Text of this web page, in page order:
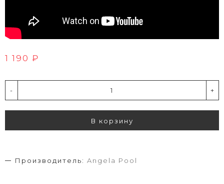
1 190 ₽
- +
В корзину
Производитель: Angela Pool